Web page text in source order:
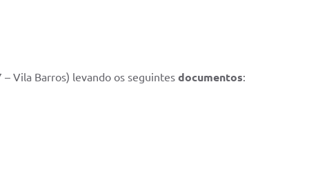
Vila Barros) levando os seguintes documentos: